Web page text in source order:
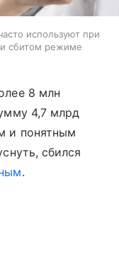
используют при
сбитом режиме
8 млн
4,7 млрд
и понятным
сбился
.